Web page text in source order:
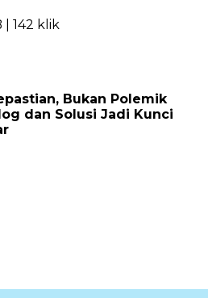
| 142 klik
Bukan Polemik
dan Solusi Jadi Kunci